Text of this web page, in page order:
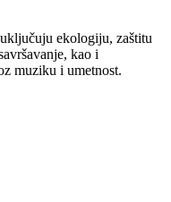
ekologiju, zaštitu
kao i
muziku i umetnost.